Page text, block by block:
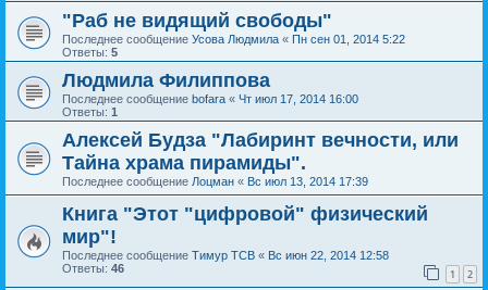
"Раб не видящий свободы"
Последнее сообщение Усова Людмила « Пн сен 01, 2014 5:22
Ответы: 5
Людмила Филиппова
Последнее сообщение bofara « Чт июл 17, 2014 16:00
Ответы: 1
Алексей Будза "Лабиринт вечности, или
Тайна храма пирамиды".
Последнее сообщение Лоцман « Вс июл 13, 2014 17:39
Книга "Этот "цифровой" физический
мир"!
Последнее сообщение Тимур ТСВ « Вс июн 22, 2014 12:58
Ответы: 46 1 2